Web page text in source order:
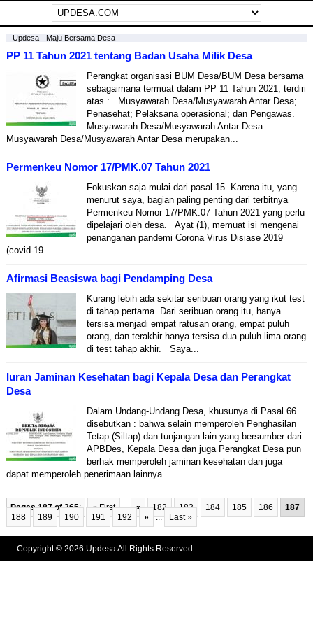
Updesa - Maju Bersama Desa
PP 11 Tahun 2021 tentang Badan Usaha Milik Desa
Perangkat organisasi BUM Desa/BUM Desa bersama
sebagaimana termuat dalam PP 11 Tahun 2021, terdiri
atas : Musyawarah Desa/Musyawarah Antar Desa;
Penasehat; Pelaksana operasional; dan Pengawas.
Musyawarah Desa/Musyawarah Antar Desa
Musyawarah Desa/Musyawarah Antar Desa merupakan...
Permenkeu Nomor 17/PMK.07 Tahun 2021
Fokuskan saja mulai dari pasal 15. Karena itu, yang
menurut saya, bagian paling penting dari terbitnya
Permenkeu Nomor 17/PMK.07 Tahun 2021 yang perlu
dipelajari oleh desa. Ayat (1), memuat isi mengenai
penanganan pandemi Corona Virus Disiase 2019
(covid-19...
Afirmasi Beasiswa bagi Pendamping Desa
Kurang lebih ada sekitar seribuan orang yang ikut test
di tahap pertama. Dari seribuan orang itu, hanya
tersisa menjadi empat ratusan orang, empat puluh
orang, dan terakhir hanya tersisa dua puluh lima orang
di test tahap akhir. Saya...
Iuran Jaminan Kesehatan bagi Kepala Desa dan Perangkat
Desa
Dalam Undang-Undang Desa, khusunya di Pasal 66
disebutkan : bahwa selain memperoleh Penghasilan
Tetap (Siltap) dan tunjangan lain yang bersumber dari
APBDes, Kepala Desa dan juga Perangkat Desa pun
berhak memperoleh jaminan kesehatan dan juga
dapat memperoleh penerimaan lainnya...
Pages 187 of 265: « First ... « 182 183 184 185 186
187
188
189 190 191 192 » ... Last »
Copyright © 2026 Updesa All Rights Reserved.